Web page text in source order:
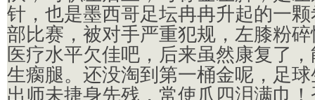
针，也是墨西哥足坛冉冉升起的一
部比赛，被对手严重犯规，左膝粉
医疗水平欠佳吧，后来虽然康复了
生瘸腿。还没淘到第一桶金呢，足
出师未捷身先残，常使爪四泪满巾